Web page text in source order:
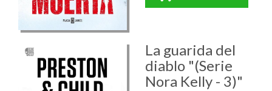
La guarida del
diablo "(Serie
Nora Kelly - 3)"